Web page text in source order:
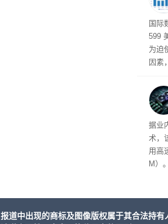
高效
国际
599
为迫
因素
新
普通
重
厂商
和“
据业
术，
用高
M）
报道中出现的商标及图像版权属于其合法持